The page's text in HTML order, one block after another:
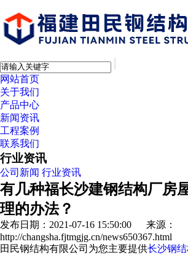
网站首页
关于我们
产品中心
新闻资讯
工程案例
联系我们
行业资讯
公司新闻 行业资讯
有几种福长沙建钢结构厂房
理的办法？
发布日期：2021-07-16 15:50:00 来源：
http://changsha.fjtmgjg.cn/news650367.html
田民钢结构有限公司为您主要提供长沙钢结